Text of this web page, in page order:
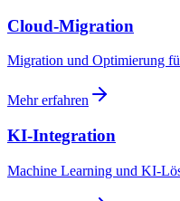
Cloud-Migration
Migration und Optimierung
Mehr erfahren
KI-Integration
Machine Learning und KI-